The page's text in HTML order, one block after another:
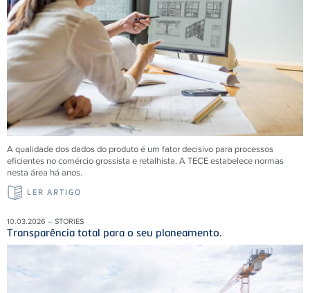
A qualidade dos dados do produto é um fator decisivo para processos
eficientes no comércio grossista e retalhista. ATECEestabelece normas
nesta área há anos.
LER ARTIGO
10.03.2026 – STORIES
Transparência total para o seu planeamento.